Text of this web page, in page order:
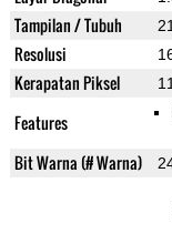
Tampilan / Tubuh
Resolusi
Kerapatan Piksel
Features
Bit Warna (# Warna)